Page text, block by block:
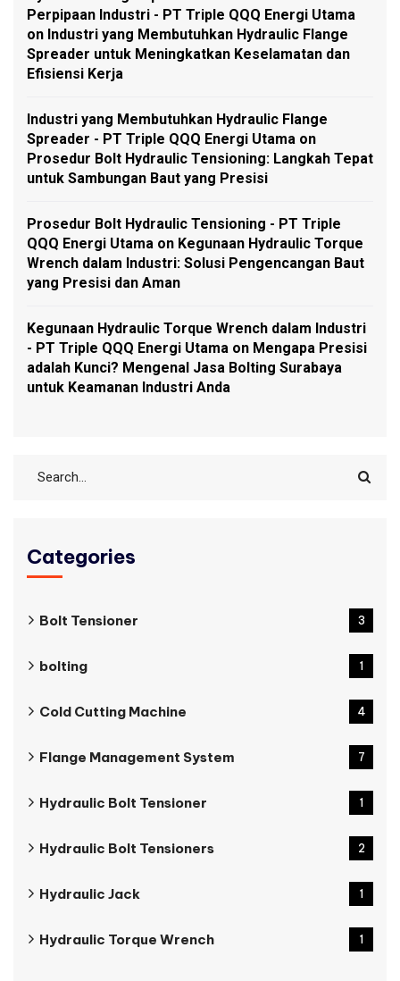
Perpipaan Industri - PT Triple QQQ Energi Utama
on Industri yang Membutuhkan Hydraulic Flange
Spreader untuk Meningkatkan Keselamatan dan
Efisiensi Kerja
Industri yang Membutuhkan Hydraulic Flange
Spreader - PT Triple QQQ Energi Utama on
Prosedur Bolt Hydraulic Tensioning: Langkah Tepat
untuk Sambungan Baut yang Presisi
Prosedur Bolt Hydraulic Tensioning - PT Triple
QQQ Energi Utama on Kegunaan Hydraulic Torque
Wrench dalam Industri: Solusi Pengencangan Baut
yang Presisi dan Aman
Kegunaan Hydraulic Torque Wrench dalam Industri
- PT Triple QQQ Energi Utama on Mengapa Presisi
adalah Kunci? Mengenal Jasa Bolting Surabaya
untuk Keamanan Industri Anda
Categories
Bolt Tensioner 3
bolting 1
Cold Cutting Machine 4
Flange Management System 7
Hydraulic Bolt Tensioner 1
Hydraulic Bolt Tensioners 2
Hydraulic Jack 1
Hydraulic Torque Wrench 1